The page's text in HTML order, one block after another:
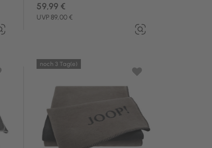
UVP 89,00 €
59,99 €
noch 3 Tag(e)